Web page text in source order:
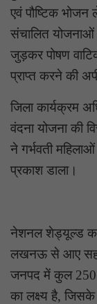
एवं पौष्टिक भोजन
संचालित योजनाओं
जुड़कर पोषण
प्राप्त करने की
जिला कार्यक्रम
वंदना योजना की
ने गर्भवती
प्रकाश डाला।
नेशनल शेड्यूल्ड
लखनऊ से आए
जनपद में कुल 250
का लक्ष्य है,